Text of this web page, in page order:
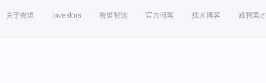
关于有道 Investors 有道智选 官方博客 技术博客 诚聘英才